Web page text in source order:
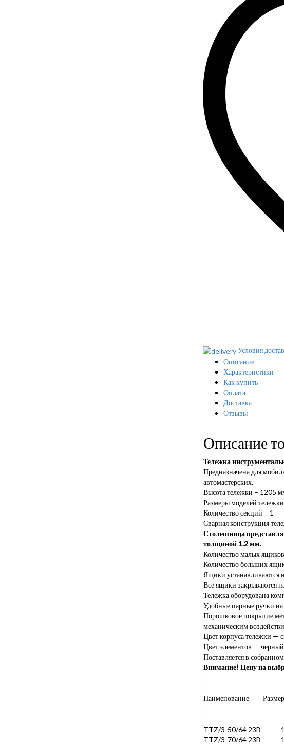
Условия
Описание
Характеристики
Как купить
Оплата
Доставка
Отзывы
Описание
Тележка
Предназначена для
автомастерских.
Высота тележки – 1205
Размеры моделей
Количество секций – 1
Сварная конструкция
Столешница
толщиной 1.2 мм.
Количество малых
Количество больших
Ящики устанавливаются
Все ящики закрываются
Тележка оборудована
Удобные парные ручки
Порошковое покрытие
механическим
Цвет корпуса тележки —
Цвет элементов —
Поставляется в
Внимание! Цену на
Наименование
TTZ/3-50/64
TTZ/3-70/64